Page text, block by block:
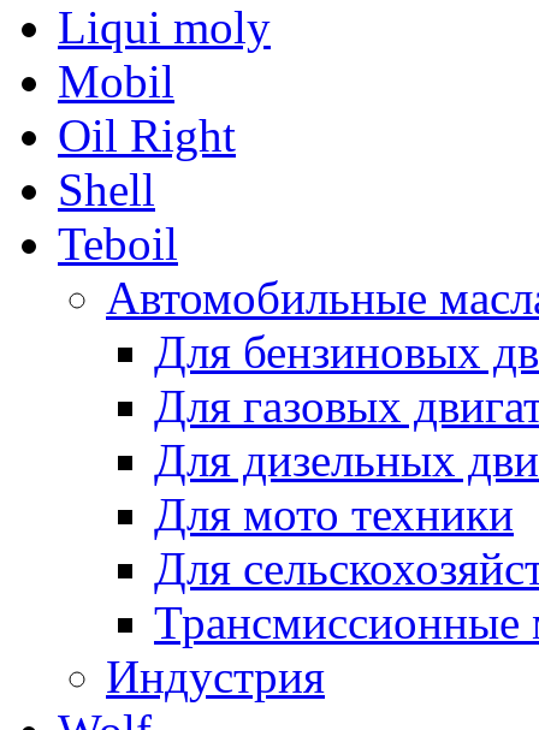
Liqui moly
Mobil
Oil Right
Shell
Teboil
Автомобильные
Для бензиновых
Для газовых
Для дизельных
Для мото техники
Для
Трансмиссионные
Индустрия